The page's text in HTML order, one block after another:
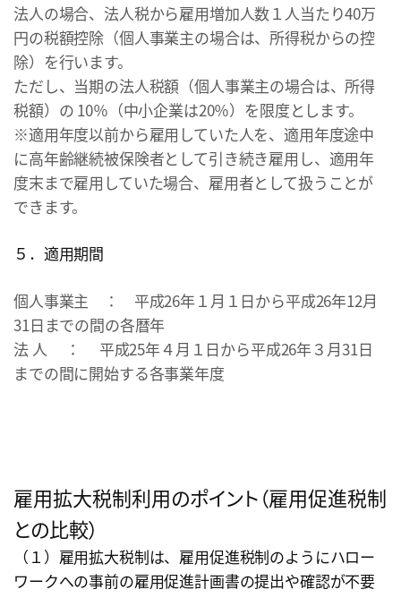
法人の場合、法人税から雇用増加人数１人当たり40万
円の税額控除（個人事業主の場合は、所得税からの控
除）を行います。
ただし、当期の法人税額（個人事業主の場合は、所得
税額）の 10％（中小企業は20％）を限度とします。
※適用年度以前から雇用していた人を、適用年度途中
に高年齢継続被保険者として引き続き雇用し、適用年
度末まで雇用していた場合、雇用者として扱うことが
できます。
５．適用期間
個人事業主 ： 平成26年１月１日から平成26年12月
31日までの間の各暦年
法 人 ： 平成25年４月１日から平成26年３月31日
までの間に開始する各事業年度
雇用拡大税制利用のポイント（雇用促進税制
との比較）
（１）雇用拡大税制は、雇用促進税制のようにハロー
ワークへの事前の雇用促進計画書の提出や確認が不要